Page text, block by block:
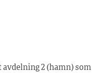
2 (hamn) som